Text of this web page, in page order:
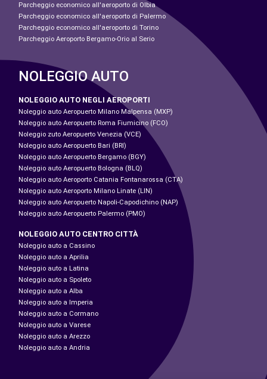
Parcheggio economico all'aeroporto di Olbia
Parcheggio economico all'aeroporto di Palermo
Parcheggio economico all'aeroporto di Torino
Parcheggio Aeroporto Bergamo-Orio al Serio
NOLEGGIO AUTO
NOLEGGIO AUTO NEGLI AEROPORTI
Noleggio auto Aeropuerto Milano Malpensa (MXP)
Noleggio auto Aeropuerto Roma Fiumicino (FCO)
Noleggio zuto Aeropuerto Venezia (VCE)
Noleggio auto Aeropuerto Bari (BRI)
Noleggio auto Aeropuerto Bergamo (BGY)
Noleggio auto Aeropuerto Bologna (BLQ)
Noleggio auto Aeroporto Catania Fontanarossa (CTA)
Noleggio auto Aeroporto Milano Linate (LIN)
Noleggio auto Aeropuerto Napoli-Capodichino (NAP)
Noleggio auto Aeropuerto Palermo (PMO)
NOLEGGIO AUTO CENTRO CITTÀ
Noleggio auto a Cassino
Noleggio auto a Aprilia
Noleggio auto a Latina
Noleggio auto a Spoleto
Noleggio auto a Alba
Noleggio auto a Imperia
Noleggio auto a Cormano
Noleggio auto a Varese
Noleggio auto a Arezzo
Noleggio auto a Andria